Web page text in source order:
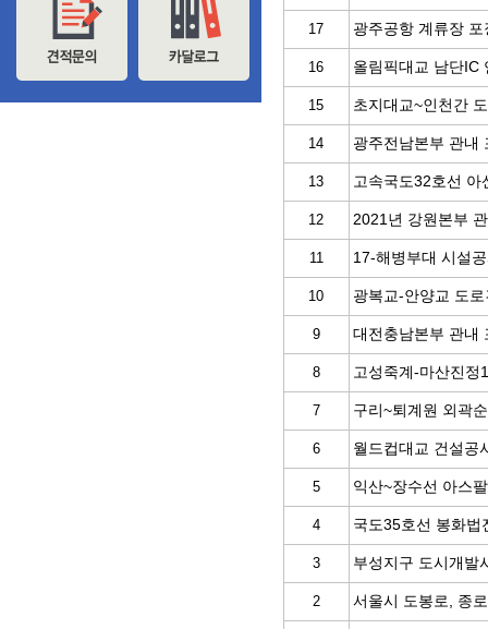
17 광주공항 계류장
16 올림픽대교 남단IC
15 초지대교~인천간
14 광주전남본부 관내
13 고속국도32호선 아
12 2021년 강원본부
11 17-해병부대 시설
10 광복교-안양교 도
9 대전충남본부 관내
8 고성죽계-마산진정
7 구리~퇴계원 외곽
6 월드컵대교 건설공
5 익산~장수선 아스
4 국도35호선 봉화법
3 부성지구 도시개발
2 서울시 도봉로, 종